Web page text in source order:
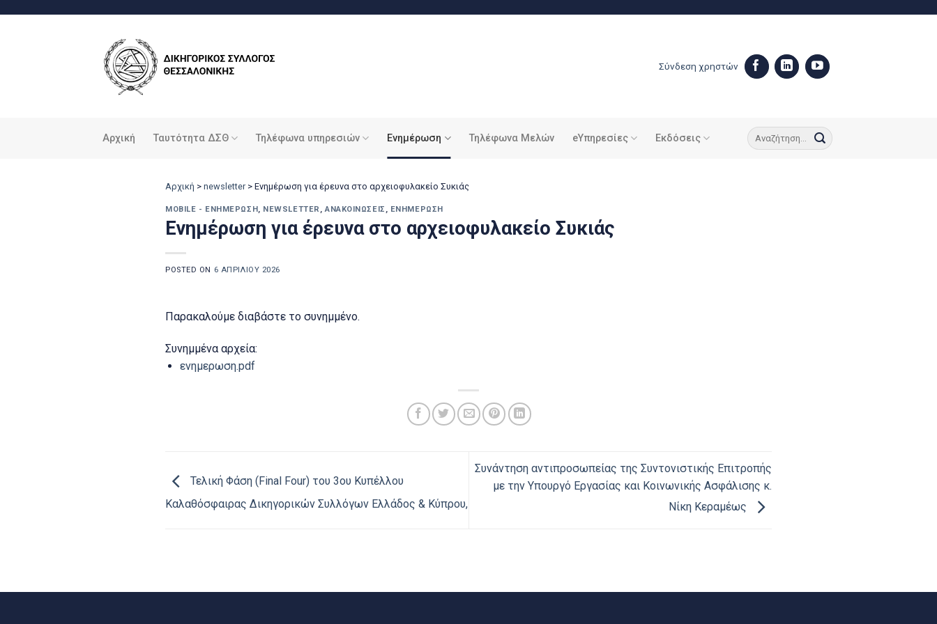
Σύνδεση χρηστών
Αρχική Ταυτότητα ΔΣΘ Τηλέφωνα υπηρεσιών Ενημέρωση Τηλέφωνα Μελών eΥπηρεσίες Εκδόσεις
Αρχική > newsletter > Ενημέρωση για έρευνα στο αρχειοφυλακείο Συκιάς
MOBILE - ΕΝΗΜΈΡΩΣΗ, NEWSLETTER ,ΑΝΑΚΟΙΝΏΣΕΙΣ , ΕΝΗΜΈΡΩΣΗ
Ενημέρωση για έρευνα στο αρχειοφυλακείο Συκιάς
POSTED ON 6 ΑΠΡΙΛΊΟΥ 2026
Παρακαλούμε διαβάστε το συνημμένο.
Συνημμένα αρχεία:
ενημερωση.pdf
Τελική Φάση (Final Four) του 3ου Κυπέλλου
Καλαθόσφαιρας Δικηγορικών Συλλόγων Ελλάδος & Κύπρου,
Συνάντηση αντιπροσωπείας της Συντονιστικής Επιτροπής
με την Υπουργό Εργασίας και Κοινωνικής Ασφάλισης κ.
Νίκη Κεραμέως